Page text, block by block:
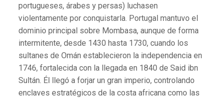
portugueses, árabes y persas) luchasen
violentamente por conquistarla. Portugal mantuvo el
dominio principal sobre Mombasa, aunque de forma
intermitente, desde 1430 hasta 1730, cuando los
sultanes de Omán establecieron la independencia en
1746, fortalecida con la llegada en 1840 de Said ibn
Sultán. Él llegó a forjar un gran imperio, controlando
enclaves estratégicos de la costa africana como las